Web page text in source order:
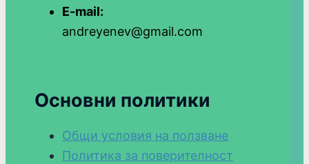
E-mail:
andreyenev@gmail.com
Основни политики
Общи условия на ползване
Политика за поверителност